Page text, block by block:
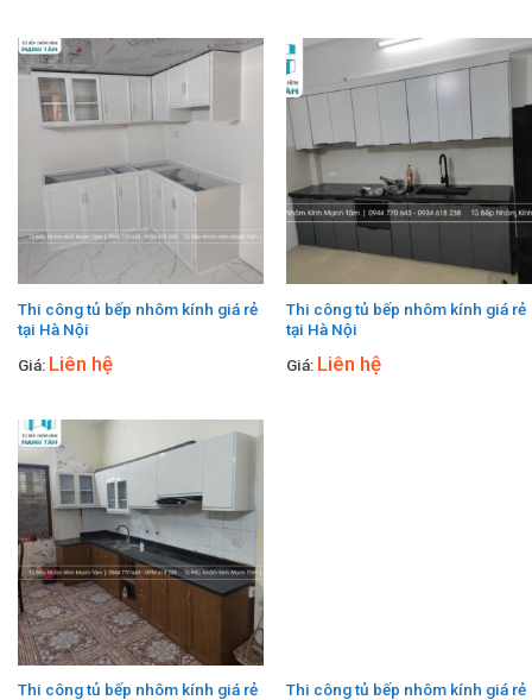
Thi công tủ bếp nhôm kính giá rẻ
tại Hà Nội
Giá: Liên hệ
Thi công tủ bếp nhôm kính giá rẻ
tại Hà Nội
Giá: Liên hệ
Thi công tủ bếp nhôm kính giá rẻ Thi công tủ bếp nhôm kính giá rẻ